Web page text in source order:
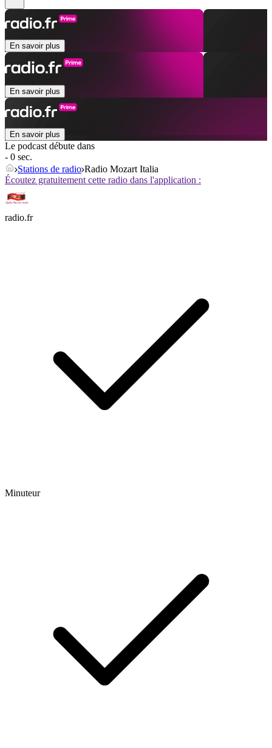
En savoir plus
En savoir plus
En savoir plus
Le podcast débute dans
- 0 sec.
Stations de radio Radio Mozart Italia
Écoutez gratuitement cette radio dans l'application :
radio.fr
Minuteur